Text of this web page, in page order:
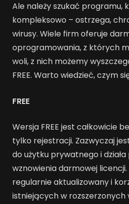
Ale należy szukać programu,
kompleksowo – ostrzega,
wirusy. Wiele firm oferuje
oprogramowania, z których
woli, z nich możemy
FREE. Warto wiedzieć, czym
FREE
Wersja FREE jest całkowicie
tylko rejestracji. Zazwyczaj
do użytku prywatnego i działa
wznowienia darmowej
regularnie aktualizowany i
istniejących w rozszerzonych